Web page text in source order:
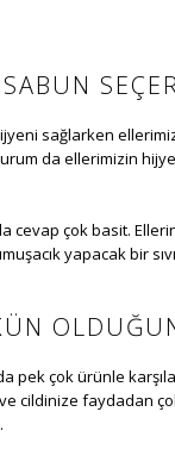
sağlarken
da ellerimizin
cevap çok basit.
yapacak bir
pek çok ürünle
ve cildinize